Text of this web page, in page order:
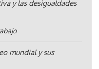
y las desigualdades
mundial y sus